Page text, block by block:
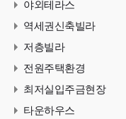
야외테라스
역세권신축빌라
저층빌라
전원주택환경
최저실입주금현장
타운하우스